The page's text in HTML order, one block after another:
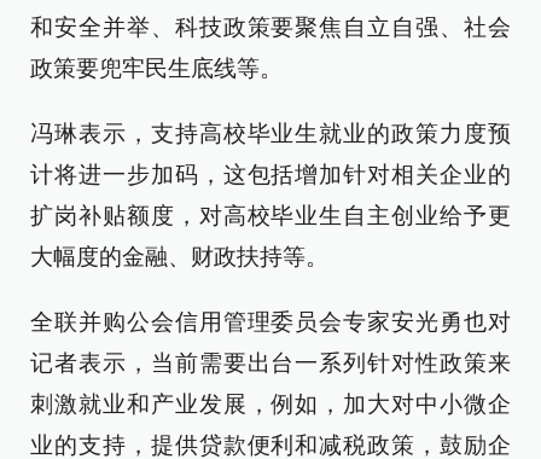
和安全并举、科技政策要聚焦自立自强、社会
政策要兜牢民生底线等。
冯琳表示，支持高校毕业生就业的政策力度预
计将进一步加码，这包括增加针对相关企业的
扩岗补贴额度，对高校毕业生自主创业给予更
大幅度的金融、财政扶持等。
全联并购公会信用管理委员会专家安光勇也对
记者表示，当前需要出台一系列针对性政策来
刺激就业和产业发展，例如，加大对中小微企
业的支持，提供贷款便利和减税政策，鼓励企